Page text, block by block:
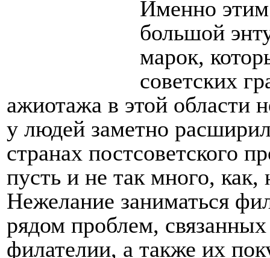
Именно
большой
марок,
советских
ажиотажа в этой области
у людей заметно
странах постсоветского
пусть и не так много,
Нежелание заниматься
рядом проблем,
филателии, а также их